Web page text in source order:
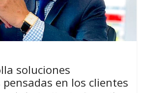
soluciones
en los clientes